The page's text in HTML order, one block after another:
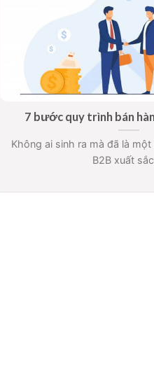
7 bước quy trình bán
Không ai sinh ra mà đã là
B2B xuất